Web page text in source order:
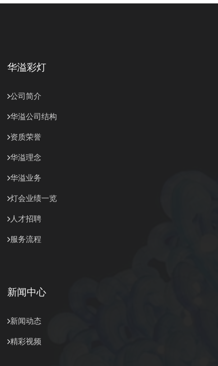
华溢彩灯
公司简介
华溢公司结构
资质荣誉
华溢理念
华溢业务
灯会业绩一览
人才招聘
服务流程
新闻中心
新闻动态
精彩视频